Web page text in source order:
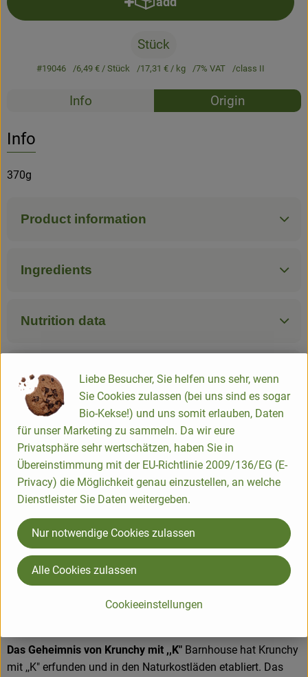
Add product to basket
Stück
#19046 6,49 € / Stück 17,31 € / kg 7% VAT class II
Recipes
Info Origin
Info
370g
Product information
Ingredients
Nutrition data
Product sheet
Origin
Hersteller: Barnhouse
Barnhouse Naturprodukte GmbH
Das Geheimnis von Krunchy mit ,,K" Barnhouse hat Krunchy
mit ,,K" erfunden und in den Naturkostläden etabliert. Das
Liebe Besucher, Sie helfen uns sehr, wenn
Sie Cookies zulassen (bei uns sind es sogar
Bio-Kekse!) und uns somit erlauben, Daten
für unser Marketing zu sammeln. Da wir eure
Privatsphäre sehr wertschätzen, haben Sie in
Übereinstimmung mit der EU-Richtlinie 2009/136/EG (E-
Privacy) die Möglichkeit genau einzustellen, an welche
Dienstleister Sie Daten weitergeben.
Cookieeinstellungen
Nur notwendige Cookies zulassen
Alle Cookies zulassen